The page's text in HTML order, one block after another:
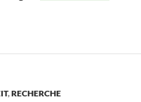
,RECHERCHE